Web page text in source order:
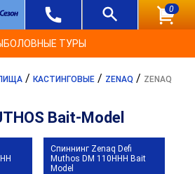
0
ТУРЫ
/ КАСТИНГОВЫЕ / ZENAQ / ZENAQ
Bait-Model
Спиннинг Zenaq Defi
Muthos DM 110HHH Bait
Model